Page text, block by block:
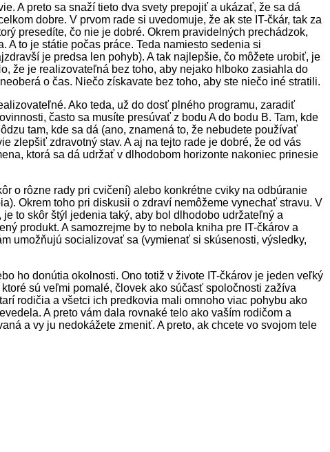
A preto sa snaží tieto dva svety prepojiť a ukázať, že sa dá
dobre. V prvom rade si uvedomuje, že ak ste IT-čkár, tak za
presedíte, čo nie je dobré. Okrem pravidelných prechádzok,
to je státie počas práce. Teda namiesto sedenia si
je predsa len pohyb). A tak najlepšie, čo môžete urobiť, je
že je realizovateľná bez toho, aby nejako hlboko zasiahla do
o čas. Niečo získavate bez toho, aby ste niečo iné stratili.
Ako teda, už do dosť plného programu, zaradiť
často sa musíte presúvať z bodu A do bodu B. Tam, kde
tam, kde sa dá (ano, znamená to, že nebudete používať
zlepšiť zdravotný stav. A aj na tejto rade je dobré, že od vás
ktorá sa dá udržať v dlhodobom horizonte nakoniec prinesie
o rôzne rady pri cvičení) alebo konkrétne cviky na odbúranie
Okrem toho pri diskusii o zdraví nemôžeme vynechať stravu. V
to skôr štýl jedenia taký, aby bol dlhodobo udržateľný a
produkt. A samozrejme by to nebola kniha pre IT-čkárov a
umožňujú socializovať sa (vymienať si skúsenosti, výsledky,
ho donútia okolnosti. Ono totiž v živote IT-čkárov je jeden veľký
sú veľmi pomalé, človek ako súčasť spoločnosti zažíva
rodičia a všetci ich predkovia mali omnoho viac pohybu ako
A preto vám dala rovnaké telo ako vaším rodičom a
a vy ju nedokážete zmeniť. A preto, ak chcete vo svojom tele